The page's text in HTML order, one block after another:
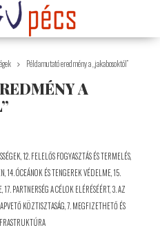
Példamutató eredmény a „jakabosoktól”
A
,12. FELELŐS FOGYASZTÁS ÉS TERMELÉS,
,14. ÓCEÁNOK ÉS TENGEREK VÉDELME,15.
,17. PARTNERSÉG A CÉLOK ELÉRÉSÉÉRT,3. AZ
KÖZTISZTASÁG,7. MEGFIZETHETŐ ÉS